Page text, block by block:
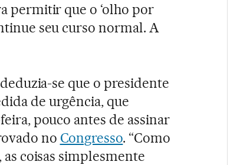
permitir que o ‘olho por
seu curso normal. A
se que o presidente
de urgência, que
pouco antes de assinar
no Congresso. “Como
as coisas simplesmente